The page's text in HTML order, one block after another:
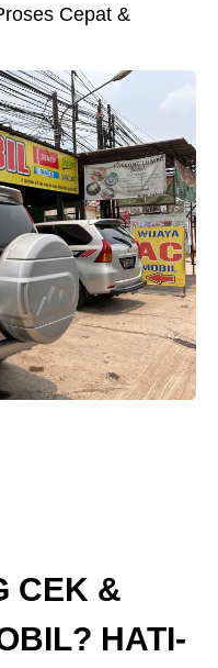
Cepat &
CEK &
HATI-